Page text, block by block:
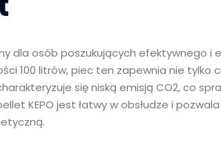
dla osób poszukujących efektywnego i
100 litrów, piec ten zapewnia nie tylko
się niską emisją CO2, co
KEPO jest łatwy w obsłudze i